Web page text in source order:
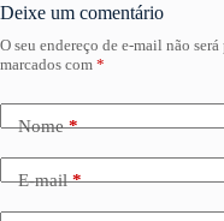
Deixe um comentário
O seu endereço de e-mail não
marcados com *
Nome*
E-mail*